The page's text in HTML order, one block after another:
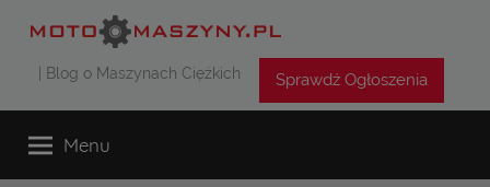
treści | Blog o Maszynach Ciężkich Sprawdź Ogłoszenia
Menu